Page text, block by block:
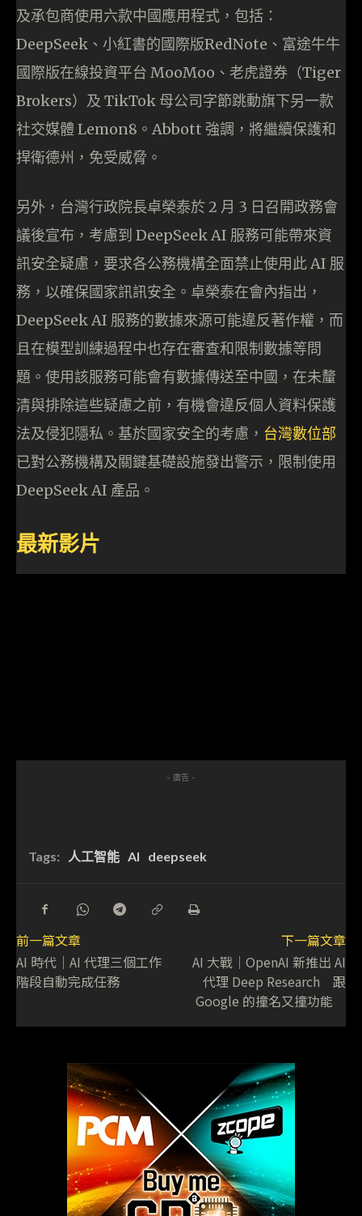
及承包商使用六款中國應用程式，包括：
DeepSeek、小紅書的國際版RedNote、富途牛牛
國際版在線投資平台 MooMoo、老虎證券（Tiger
Brokers）及 TikTok 母公司字節跳動旗下另一款
社交媒體 Lemon8。Abbott 強調，將繼續保護和
捍衛德州，免受威脅。
另外，台灣行政院長卓榮泰於 2 月 3 日召開政務會
議後宣布，考慮到 DeepSeek AI 服務可能帶來資
訊安全疑慮，要求各公務機構全面禁止使用此 AI 服
務，以確保國家訊訊安全。卓榮泰在會內指出，
DeepSeek AI 服務的數據來源可能違反著作權，而
且在模型訓練過程中也存在審查和限制數據等問
題。使用該服務可能會有數據傳送至中國，在未釐
清與排除這些疑慮之前，有機會違反個人資料保護
法及侵犯隱私。基於國家安全的考慮， 台灣數位部
已對公務機構及關鍵基礎設施發出警示，限制使用
DeepSeek AI 產品。
最新影片
- 廣告 -
Tags: 人工智能 AI deepseek
前一篇文章
AI 時代｜AI 代理三個工作
階段自動完成任務
下一篇文章
AI 大戰│OpenAI 新推出 AI
代理 Deep Research 跟
Google 的撞名又撞功能